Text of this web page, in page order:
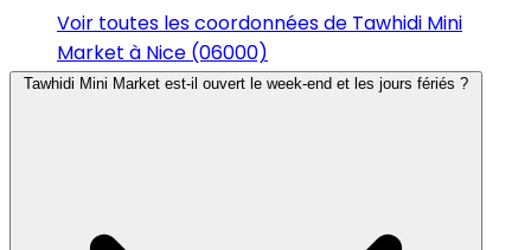
Voir toutes les coordonnées de Tawhidi Mini
Market à Nice (06000)
Tawhidi Mini Market est-il ouvert le week-end et les jours fériés ?